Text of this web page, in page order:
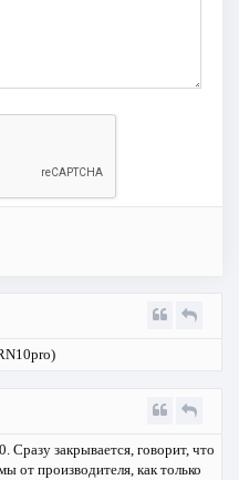
Сразу закрывается, говорит, что
от производителя, как только